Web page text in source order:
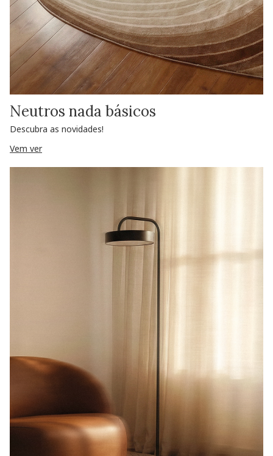
Neutros nada básicos
Descubra as novidades!
Vem ver